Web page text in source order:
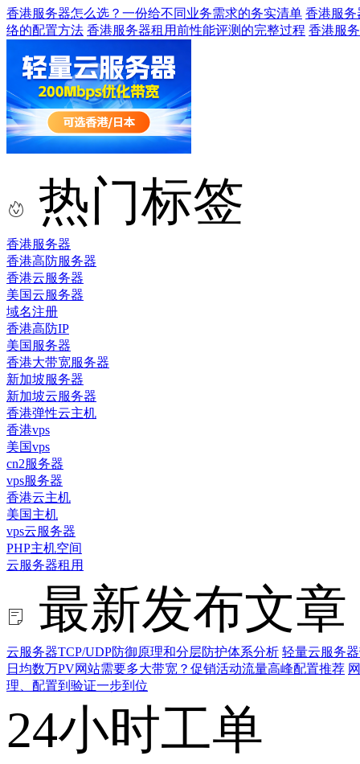
香港服务器怎么选？一份给不同业务需求的务实清单 香港服务
络的配置方法 香港服务器租用前性能评测的完整过程 香港服
热门标签
香港服务器
香港高防服务器
香港云服务器
美国云服务器
域名注册
香港高防IP
美国服务器
香港大带宽服务器
新加坡服务器
新加坡云服务器
香港弹性云主机
香港vps
美国vps
cn2服务器
vps服务器
香港云主机
美国主机
vps云服务器
PHP主机空间
云服务器租用
最新发布文章
云服务器TCP/UDP防御原理和分层防护体系分析 轻量云服务
日均数万PV网站需要多大带宽？促销活动流量高峰配置推荐
理、配置到验证一步到位
24小时工单